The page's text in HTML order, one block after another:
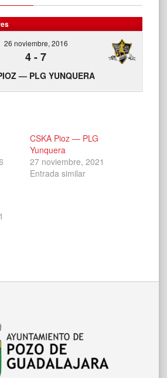
26 noviembre, 2016
4-7
— PLG YUNQUERA
CSKA Pioz — PLG
Yunquera
27 noviembre, 2021
Entrada similar